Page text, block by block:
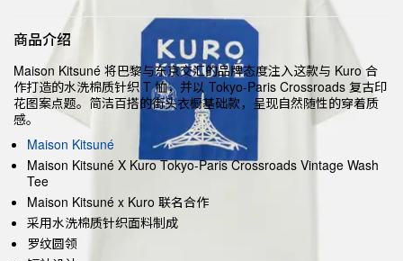
商品介绍
Maison Kitsuné 将巴黎与东京交汇的品牌态度注入这款与 Kuro 合
作打造的水洗棉质针织 T 恤，并以 Tokyo-Paris Crossroads 复古印
花图案点题。简洁百搭的街头衣橱基础款，呈现自然随性的穿着质
感。
Maison Kitsuné
Maison Kitsuné X Kuro Tokyo-Paris Crossroads Vintage Wash
Tee
Maison Kitsuné x Kuro 联名合作
采用水洗棉质针织面料制成
罗纹圆领